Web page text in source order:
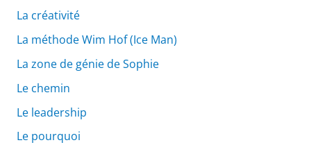
La créativité
La méthode Wim Hof (Ice Man)
La zone de génie de Sophie
Le chemin
Le leadership
Le pourquoi